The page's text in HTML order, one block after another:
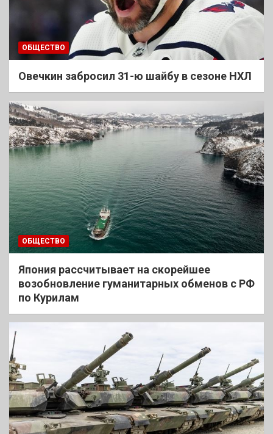
ОБЩЕСТВО
Овечкин забросил 31-ю шайбу в сезоне НХЛ
ОБЩЕСТВО
Япония рассчитывает на скорейшее
возобновление гуманитарных обменов с РФ
по Курилам